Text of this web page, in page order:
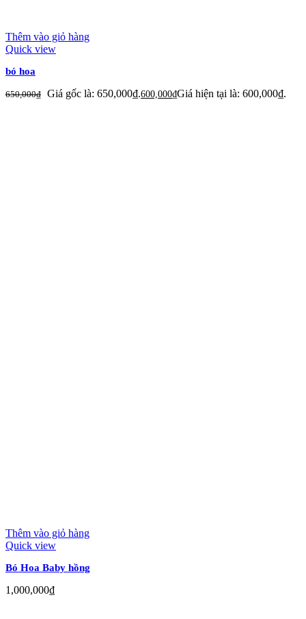
Thêm vào giỏ hàng
Quick view
bó hoa
650,000₫ Giá gốc là: 650,000₫.600,000₫Giá hiện tại là: 600,000₫.
Thêm vào giỏ hàng
Quick view
Bó Hoa Baby hồng
1,000,000₫